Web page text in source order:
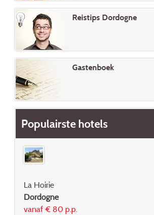
Reistips Dordogne
Gastenboek
Populairste hotels
La Hoirie
Dordogne
vanaf € 80 p.p.